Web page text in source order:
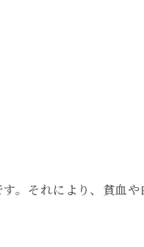
。それにより、貧血や